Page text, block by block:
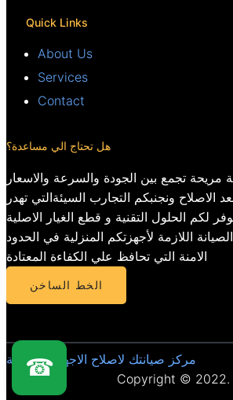
Quick Links
About Us
Services
Contact
هل تحتاج الي مساعدة؟
مريحة تجمع بين الجودة والسرعة والاسعار
الاصلاح ونجنبكم التجارب السيئةالتي تهدر
لكم الحلول التقنية و قطع الغيار الاصلية
اللازمة لأجهزتكم المنزلية في الحدود
الامنة التي تحافظ علي الكفاءة المعتادة
الخط الساخن
مركز صيانتك لاصلاح الاجهزة المنزلية
Copyright © 2022.
☎